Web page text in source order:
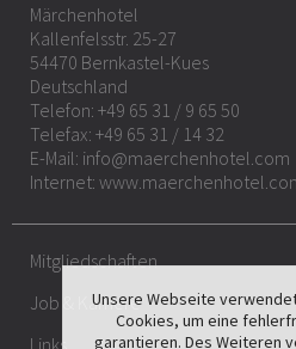
Märchenhotel
Kallenfelsstr. 25-27
54470 Bernkastel-Kues
Deutschland
Telefon: +49 65 31 / 9 65 50
Telefax: +49 65 31 / 14 32
E-Mail: info@maerchenhotel.com
Internet:
Mitgliedschaften
Job & Karriere
Links
Unsere Webseite
Cookies, um eine
garantieren. Des Weiteren